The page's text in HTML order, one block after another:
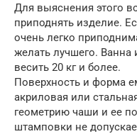
Для выяснения этого
приподнять изделие.
очень легко
желать лучшего. Ванна
весить 20 кг и более.
Поверхность и форма
акриловая или
геометрию чаши и ее
штамповки не